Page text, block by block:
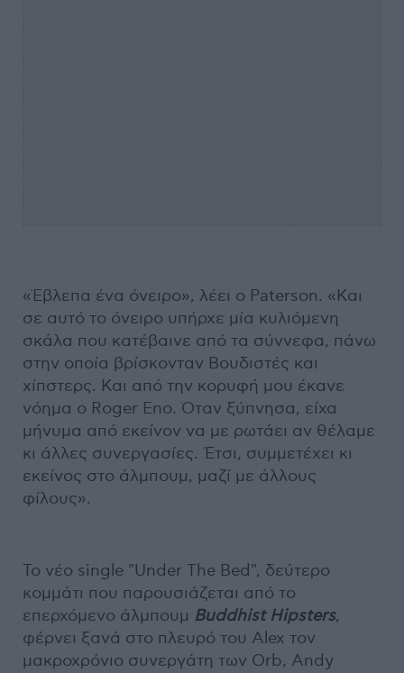
«Έβλεπα ένα όνειρο», λέει ο Paterson. «Και
σε αυτό το όνειρο υπήρχε μία κυλιόμενη
σκάλα που κατέβαινε από τα σύννεφα, πάνω
στην οποία βρίσκονταν Βουδιστές και
χίπστερς. Και από την κορυφή μου έκανε
νόημα ο Roger Eno. Όταν ξύπνησα, είχα
μήνυμα από εκείνον να με ρωτάει αν θέλαμε
κι άλλες συνεργασίες. Έτσι, συμμετέχει κι
εκείνος στο άλμπουμ, μαζί με άλλους
φίλους».
Το νέο single "Under The Bed", δεύτερο
κομμάτι που παρουσιάζεται από το
επερχόμενο άλμπουμ Buddhist Hipsters,
φέρνει ξανά στο πλευρό του Alex τον
μακροχρόνιο συνεργάτη των Orb, Andy